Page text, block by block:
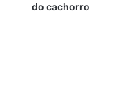
do cachorro